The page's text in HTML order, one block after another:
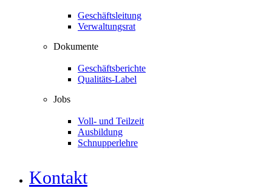
Geschäftsleitung
Verwaltungsrat
Dokumente
Geschäftsberichte
Qualitäts-Label
Jobs
Voll- und Teilzeit
Ausbildung
Schnupperlehre
Kontakt